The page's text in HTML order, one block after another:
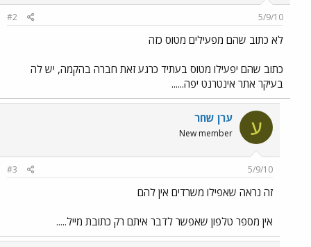
5/9/10
#2
לא כתוב שהם מפעילים מטוס כזה
כתוב שהם יפעילו מטוס בעתיד כרגע זאת חברה בהקמה, יש לה
בעיקר אתר אינטרנט יפה......
ע ערן שחר
New member
5/9/10
#3
זה נראה שאפילו משרדים אין להם
אין מספר טלפון שאפשר לדבר איתם רק כתובת מייל.....